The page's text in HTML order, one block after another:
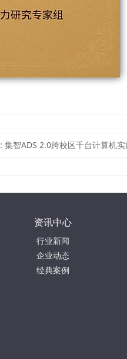
:集智ADS 2.0跨校区千台计算机
资讯中心
行业新闻
企业动态
经典案例